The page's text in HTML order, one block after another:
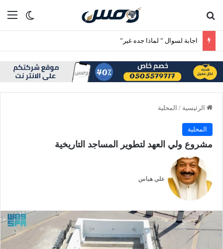
الوضع
اجابة لسوال ” لماذا جده غير”
الرئيسية / المحلية
المحلية
مشروع ولي العهد لتطوير المساجد التاريخية
علي هياس